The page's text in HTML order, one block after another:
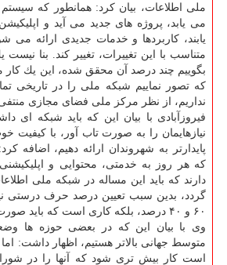
ملی اطلاعات، بیان كرد: همانطور كه
می یابد، پروژه های جدید می آید و
یابند، كاربردها و خدمات جدیدی ارائه می
متناسب با این تغییرات، تغییر كند. بنا
بگوییم چند درصد آن محقق شده، این یك كار
كه تصور نماییم شبكه ملی را در تاریخی
نداریم، از نظر مركز ملی فضای مجازی
فیروزآبادی با بیان این كه باید شبكه ای
نیازهایمان را به صورت تاب آور، با كیفیت
پایدارتر به شهروندان ارائه دهیم، اضافه
كه هر روز به خدمتی، محتوایی و
دارند كه باید این مساله در شبكه ملی
۶۰ و ۴۰ درصد، بلكه كاری است كه باید صورت گیرد.
وی با بیان این كه در بعضی حوزه ها
متوسط جهانی بالاتر هستیم، اظهار داشت:
است كار بیش تری شود كه آنها را در